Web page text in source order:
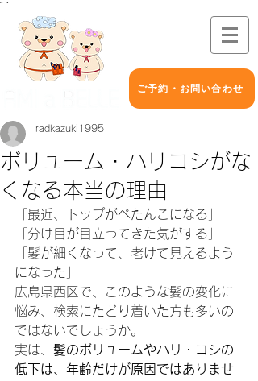
" "
ご予約・お問い合わせ
ボリューム・ハリコシがな
くなる本当の理由
radkazuki1995
「最近、トップがぺたんこになる」
「分け目が目立ってきた気がする」
「髪が細くなって、老けて見えるよう
になった」
広島県西区で、このような髪の変化に
悩み、検索にたどり着いた方も多いの
ではないでしょうか。
実は、 髪のボリュームやハリ・コシの
低下は、年齢だけが原因ではありませ